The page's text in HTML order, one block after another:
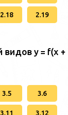
2.18 2.19
видов у = f(x +
3.5 3.6
3.11 3.12